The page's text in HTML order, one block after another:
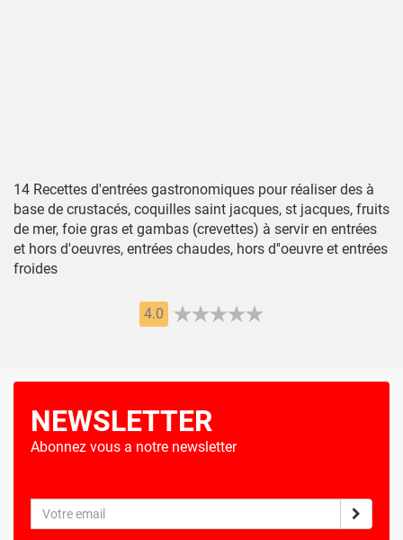
14 Recettes d'entrées gastronomiques pour réaliser des à
base de crustacés, coquilles saint jacques, st jacques, fruits
de mer, foie gras et gambas (crevettes) à servir en entrées
et hors d'oeuvres, entrées chaudes, hors d''oeuvre et entrées
froides
4.0
NEWSLETTER
Abonnez vous a notre newsletter